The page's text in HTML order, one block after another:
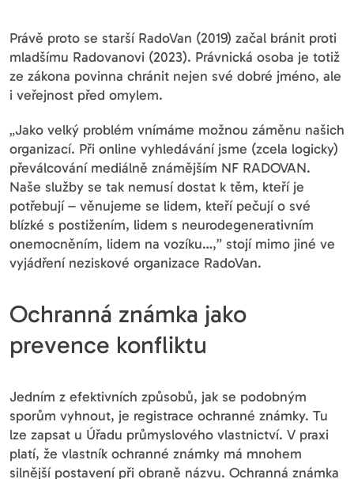
Právě proto se starší RadoVan (2019) začal bránit proti
mladšímu Radovanovi (2023). Právnická osoba je totiž
ze zákona povinna chránit nejen své dobré jméno, ale
i veřejnost před omylem.
„Jako velký problém vnímáme možnou záměnu našich
organizací. Při online vyhledávání jsme (zcela logicky)
převálcování mediálně známějším NF RADOVAN.
Naše služby se tak nemusí dostat k těm, kteří je
potřebují – věnujeme se lidem, kteří pečují o své
blízké s postižením, lidem s neurodegenerativním
onemocněním, lidem na vozíku…,” stojí mimo jiné ve
vyjádření neziskové organizace RadoVan.
Ochranná známka jako
prevence konfliktu
Jedním z efektivních způsobů, jak se podobným
sporům vyhnout, je registrace ochranné známky. Tu
lze zapsat u Úřadu průmyslového vlastnictví. V praxi
platí, že vlastník ochranné známky má mnohem
silnější postavení při obraně názvu. Ochranná známka